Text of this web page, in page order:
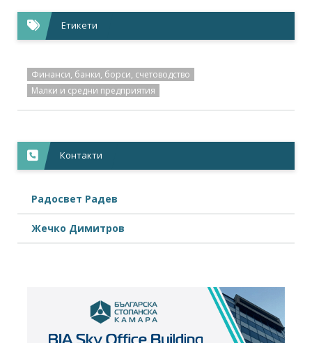
Етикети
Финанси, банки, борси, счетоводство
Малки и средни предприятия
Контакти
Радосвет Радев
Жечко Димитров